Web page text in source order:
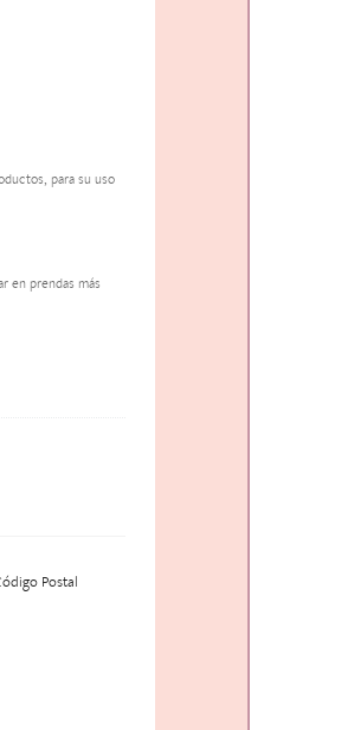
para su uso
en prendas más
Postal